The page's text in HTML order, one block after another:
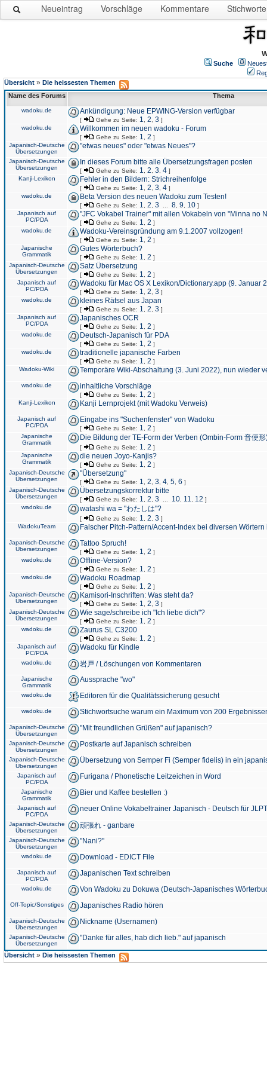
Neueintrag Vorschläge Kommentare Stichworte
Suche
Übersicht » Die heissesten Themen
Name des Forums
Thema
wadoku.de Ankündigung: Neue EPWING-Version verfügbar
[ Gehe zu Seite: 1 2 3 ]
wadoku.de
Willkommen im neuen wadoku - Forum
[ Gehe zu Seite: 1 2 ]
Japanisch-Deutsche
Übersetzungen
"etwas neues" oder "etwas Neues"?
Japanisch-Deutsche
Übersetzungen
In dieses Forum bitte alle Übersetzungsfragen posten
[ Gehe zu Seite: 1 2 3 4 ]
Kanji-Lexikon
Fehler in den Bildern: Strichreihenfolge
[ Gehe zu Seite: 1 2 3 4 ]
wadoku.de
Beta Version des neuen Wadoku zum Testen!
[ Gehe zu Seite: 1 2 3 8 9 10 ]
Japanisch auf
PC/PDA
"JFC Vokabel Trainer" mit allen Vokabeln von "Minna no
[ Gehe zu Seite: 1 2 ]
wadoku.de
Wadoku-Vereinsgründung am 9.1.2007 vollzogen!
[ Gehe zu Seite: 1 2 ]
Japanische
Grammatik
Gutes Wörterbuch?
[ Gehe zu Seite: 1 2 ]
Japanisch-Deutsche
Übersetzungen
Satz Übersetzung
[ Gehe zu Seite: 1 2 ]
Japanisch auf
PC/PDA
Wadoku für Mac OS X Lexikon/Dictionary.app (9. Januar
[ Gehe zu Seite: 1 2 3 ]
wadoku.de
kleines Rätsel aus Japan
[ Gehe zu Seite: 1 2 3 ]
Japanisch auf
PC/PDA
Japanisches OCR
[ Gehe zu Seite: 1 2 ]
wadoku.de
Deutsch-Japanisch für PDA
[ Gehe zu Seite: 1 2 ]
wadoku.de
traditionelle japanische Farben
[ Gehe zu Seite: 1 2 ]
Wadoku-Wiki
Temporäre Wiki-Abschaltung (3. Juni 2022), nun wieder
wadoku.de inhaltliche Vorschläge
[ Gehe zu Seite: 1 2 ]
Kanji-Lexikon
Kanji Lernprojekt (mit Wadoku Verweis)
Japanisch auf
PC/PDA
Eingabe ins "Suchenfenster" von Wadoku
[ Gehe zu Seite: 1 2 ]
Japanische
Grammatik
Die Bildung der TE-Form der Verben (Ombin-Form 音便形
[ Gehe zu Seite: 1 2 ]
Japanische
Grammatik
die neuen Joyo-Kanjis?
[ Gehe zu Seite: 1 2 ]
Japanisch-Deutsche
Übersetzungen
"Übersetzung"
[ Gehe zu Seite: 1 2 3 4 5 6 ]
Japanisch-Deutsche
Übersetzungen
Übersetzungskorrektur bitte
[ Gehe zu Seite: 1 2 3 10 11 12 ]
wadoku.de
watashi wa = "わたしは"?
[ Gehe zu Seite: 1 2 3 ]
WadokuTeam
Falscher Pitch-Pattern/Accent-Index bei diversen
Japanisch-Deutsche
Übersetzungen
Tattoo Spruch!
[ Gehe zu Seite: 1 2 ]
wadoku.de
Offline-Version?
[ Gehe zu Seite: 1 2 ]
wadoku.de
Wadoku Roadmap
[ Gehe zu Seite: 1 2 ]
Japanisch-Deutsche
Übersetzungen
Kamisori-Inschriften: Was steht da?
[ Gehe zu Seite: 1 2 3 ]
Japanisch-Deutsche
Übersetzungen
Wie sage/schreibe ich "Ich liebe dich"?
[ Gehe zu Seite: 1 2 ]
wadoku.de
Zaurus SL C3200
[ Gehe zu Seite: 1 2 ]
Japanisch auf
PC/PDA
Wadoku für Kindle
wadoku.de 岩戸 / Löschungen von Kommentaren
Japanische
Grammatik
Aussprache "wo"
wadoku.de Editoren für die Qualitätssicherung gesucht
wadoku.de Stichwortsuche warum ein Maximum von 200
Japanisch-Deutsche
Übersetzungen
"Mit freundlichen Grüßen" auf japanisch?
Japanisch-Deutsche
Übersetzungen
Postkarte auf Japanisch schreiben
Japanisch-Deutsche
Übersetzungen
Übersetzung von Semper Fi (Semper fidelis) in ein
Japanisch auf
PC/PDA
Furigana / Phonetische Leitzeichen in Word
Japanische
Grammatik
Bier und Kaffee bestellen :)
Japanisch auf
PC/PDA
neuer Online Vokabeltrainer Japanisch - Deutsch für
Japanisch-Deutsche
Übersetzungen
頑張れ - ganbare
Japanisch-Deutsche
Übersetzungen
"Nani?"
wadoku.de Download - EDICT File
Japanisch auf
PC/PDA
Japanischen Text schreiben
wadoku.de Von Wadoku zu Dokuwa (Deutsch-Japanisches
Off-Topic/Sonstiges Japanisches Radio hören
Japanisch-Deutsche
Übersetzungen
Nickname (Usernamen)
Japanisch-Deutsche
Übersetzungen
"Danke für alles, hab dich lieb." auf japanisch
Übersicht » Die heissesten Themen